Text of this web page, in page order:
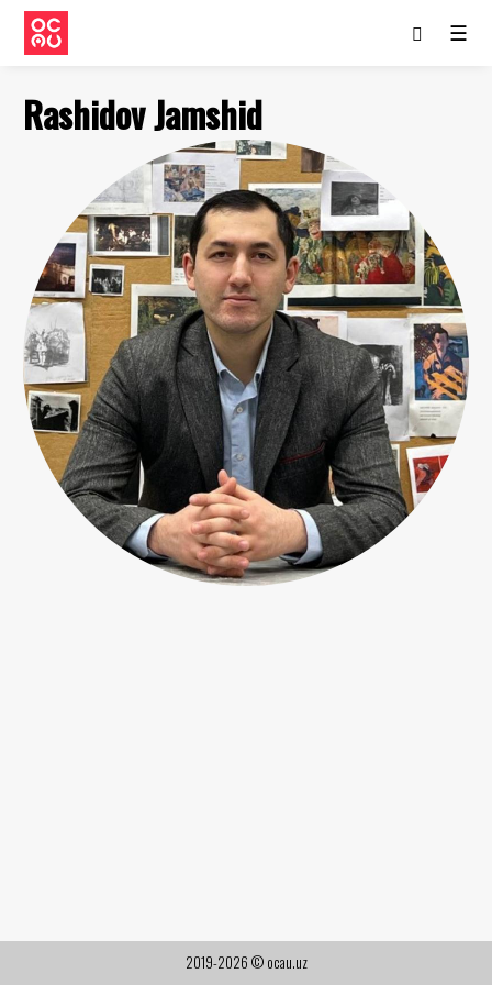
☰
Rashidov Jamshid
2019-2026 © ocau.uz